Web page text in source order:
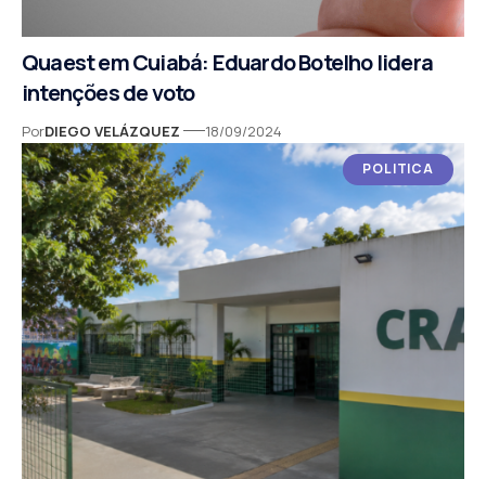
Quaest em Cuiabá: Eduardo Botelho lidera
intenções de voto
PorDIEGO VELÁZQUEZ 18/09/2024
POLITICA